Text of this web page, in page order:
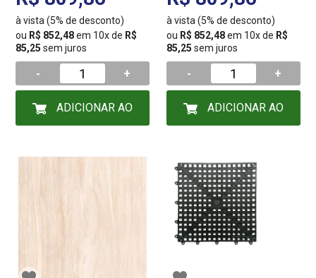
à vista (5% de desconto)
ou R$ 852,48em 10x de R$
85,25 sem juros
- +
à vista (5% de desconto)
ou R$ 852,48em 10x de R$
85,25 sem juros
- +